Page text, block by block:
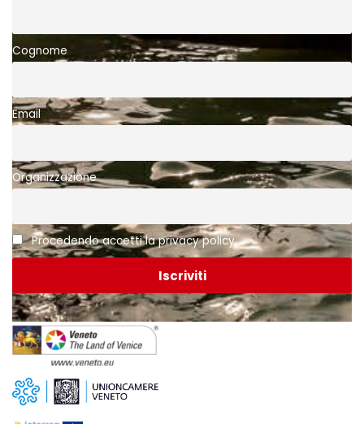
Cognome
Email
Organizzazione
Procedendo accetti la privacy policy